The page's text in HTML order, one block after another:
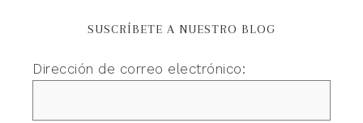
SUSCRÍBETE A NUESTRO BLOG
Dirección de correo electrónico: